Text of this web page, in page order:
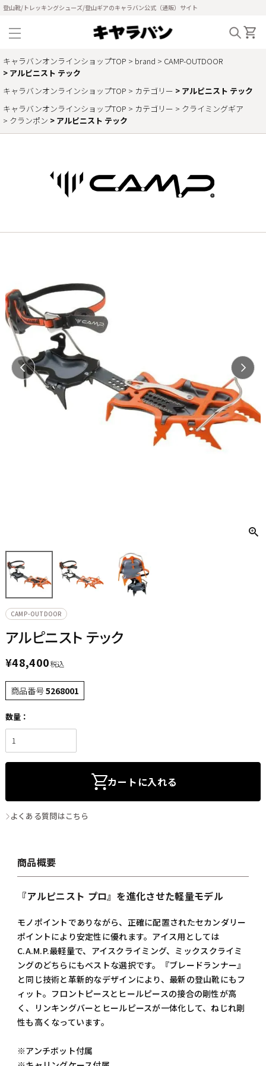
登山靴/トレッキングシューズ/登山ギアのキャラバン公式（通販）サイト
キャラバンオンラインショップTOP brand
CAMP-OUTDOOR
アルピニスト テック
キャラバンオンラインショップTOP
カテゴリー
アルピニスト テック
キャラバンオンラインショップTOP
カテゴリー
クライミングギア
クランポン
アルピニスト テック
CAMP-OUTDOOR
アルピニスト テック
¥48,400税込
商品番号5268001
カートに入れる
よくある質問はこちら
商品概要
『アルピニスト プロ』を進化させた軽量モデル
モノポイントでありながら、正確に配置されたセカンダリー
ポイントにより安定性に優れます。アイス用としては
C.A.M.P.最軽量で、アイスクライミング、ミックスクライミ
ングのどちらにもベストな選択です。『ブレードランナー』
と同じ技術と革新的なデザインにより、最新の登山靴にもフ
ィット。フロントピースとヒールピースの接合の剛性が高
く、リンキングバーとヒールピースが一体化して、ねじれ剛
性も高くなっています。
※アンチボット付属